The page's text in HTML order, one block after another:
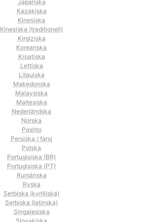
Japanska
Kazakiska
Kinesiska
Kinesiska (traditionell)
Kirgiziska
Koreanska
Kroatiska
Lettiska
Litauiska
Makedonska
Malaysiska
Maltesiska
Nederländska
Norska
Pashto
Persiska / farsi
Polska
Portugisiska (BR)
Portugisiska (PT)
Rumänska
Ryska
Serbiska (kyrilliska)
Serbiska (latinska)
Singalesiska